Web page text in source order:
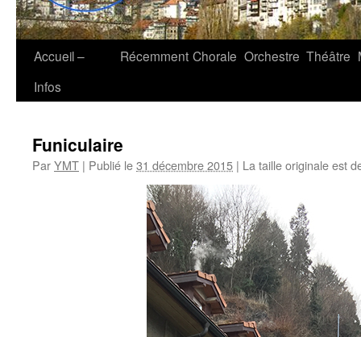
Accueil –
Infos
Récemment Chorale Orchestre Théâtre
Funiculaire
ParYMT | Publié le31 décembre 2015 | La taille originale est